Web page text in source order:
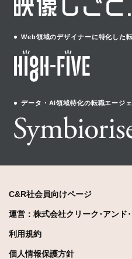
Web領域のデザイナーに特化した
データ・AI領域特化の転職エージ
C&R社会員向けページ
運営：株式会社クリーク･アンド
利用規約
個人情報保護方針